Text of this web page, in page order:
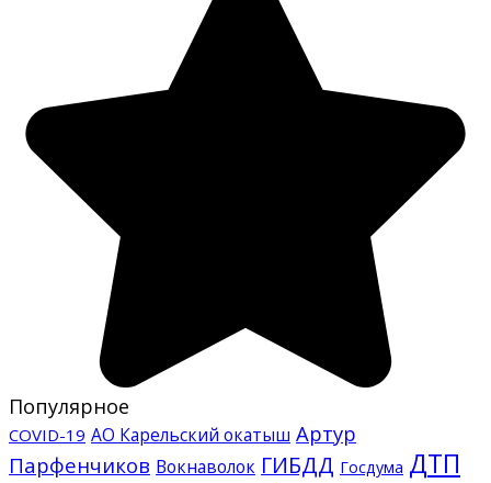
Популярное
COVID-19 АО Карельский окатыш Артур
Парфенчиков Вокнаволок ГИБДД Госдума ДТП